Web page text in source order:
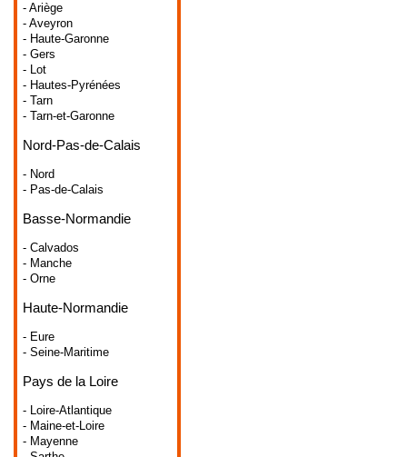
- Ariège
- Aveyron
- Haute-Garonne
- Gers
- Lot
- Hautes-Pyrénées
- Tarn
- Tarn-et-Garonne
Nord-Pas-de-Calais
- Nord
- Pas-de-Calais
Basse-Normandie
- Calvados
- Manche
- Orne
Haute-Normandie
- Eure
- Seine-Maritime
Pays de la Loire
- Loire-Atlantique
- Maine-et-Loire
- Mayenne